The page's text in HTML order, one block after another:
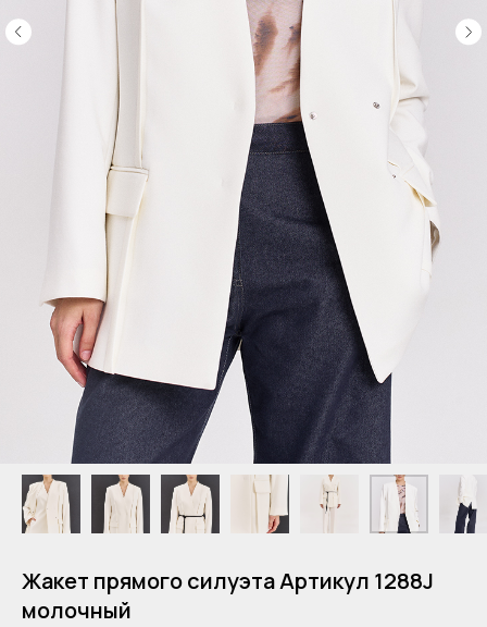
Жакет прямого силуэта Артикул 1288J
молочный